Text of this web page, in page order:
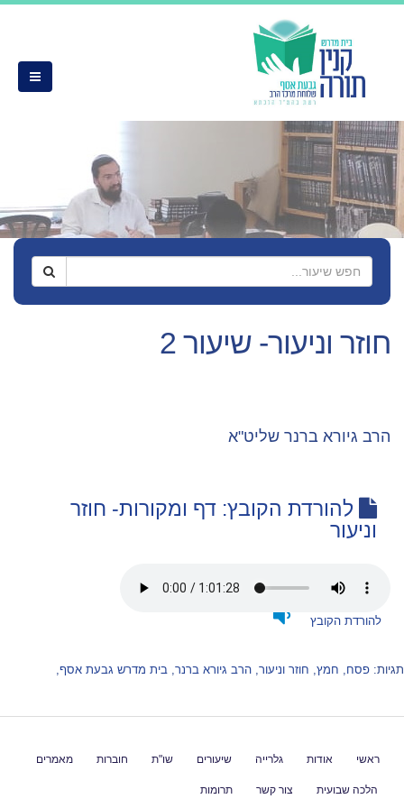
חוזר וניעור- שיעור 2
הרב גיורא ברנר שליט"א
להורדת הקובץ: דף ומקורות- חוזר
וניעור
להורדת הקובץ
תגיות: פסח, חמץ, חוזר וניעור, הרב גיורא ברנר, בית מדרש גבעת אסף,
ראשי אודות גלרייה שיעורים שו"ת חוברות מאמרים
הלכה שבועית צור קשר תרומות